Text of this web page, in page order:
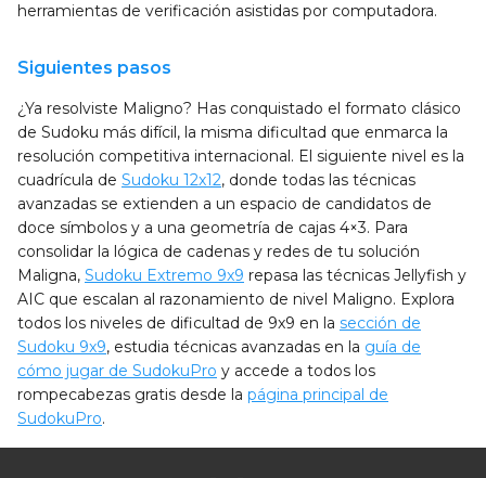
herramientas de verificación asistidas por computadora.
Siguientes pasos
¿Ya resolviste Maligno? Has conquistado el formato clásico
de Sudoku más difícil, la misma dificultad que enmarca la
resolución competitiva internacional. El siguiente nivel es la
cuadrícula de Sudoku 12x12, donde todas las técnicas
avanzadas se extienden a un espacio de candidatos de
doce símbolos y a una geometría de cajas 4×3. Para
consolidar la lógica de cadenas y redes de tu solución
Maligna, Sudoku Extremo 9x9 repasa las técnicas Jellyfish y
AIC que escalan al razonamiento de nivel Maligno. Explora
todos los niveles de dificultad de 9x9 en la sección de
Sudoku 9x9, estudia técnicas avanzadas en la guía de
cómo jugar de SudokuPro y accede a todos los
rompecabezas gratis desde la página principal de
SudokuPro.